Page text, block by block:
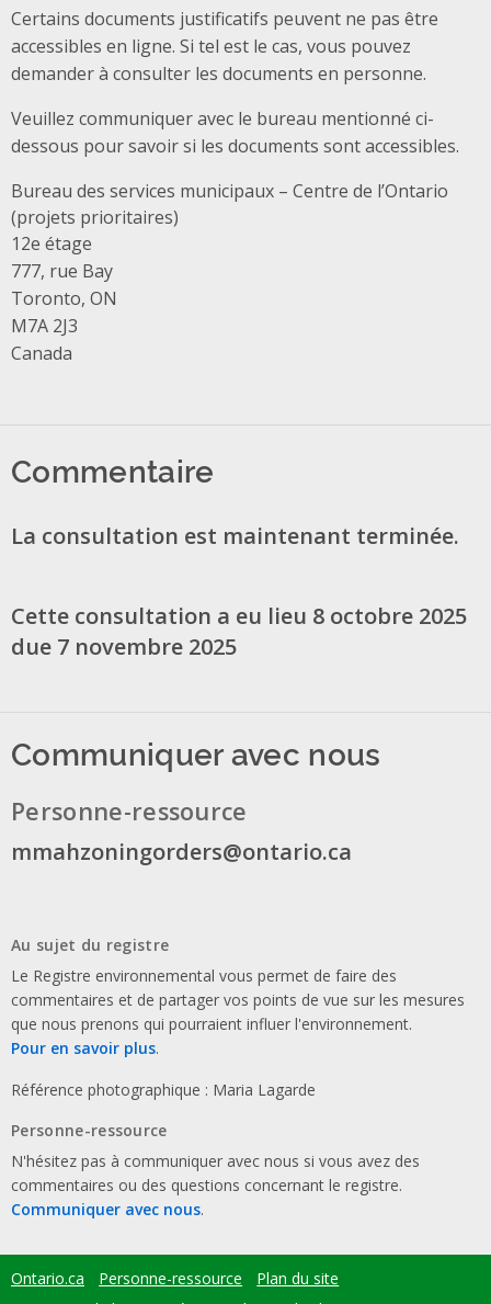
Certains documents justificatifs peuvent ne pas être
accessibles en ligne. Si tel est le cas, vous pouvez
demander à consulter les documents en personne.
Veuillez communiquer avec le bureau mentionné ci-
dessous pour savoir si les documents sont accessibles.
Bureau des services municipaux – Centre de l’Ontario
(projets prioritaires)
Address
12e étage
777, rue Bay
Toronto, ON
M7A 2J3
Canada
Commentaire
La consultation est maintenant terminée.
Cette consultation a eu lieu 8 octobre 2025
due 7 novembre 2025
Communiquer avec nous
Personne-ressource
mmahzoningorders@ontario.ca
Au sujet du registre
Le Registre environnemental vous permet de faire des
commentaires et de partager vos points de vue sur les mesures
que nous prenons qui pourraient influer l'environnement.
Pour en savoir plus.
Référence photographique : Maria Lagarde
Personne-ressource
N'hésitez pas à communiquer avec nous si vous avez des
commentaires ou des questions concernant le registre.
Communiquer avec nous.
Footer
Ontario.ca Personne-ressource
Plan du site